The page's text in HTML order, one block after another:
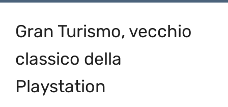
Gran Turismo, vecchio
classico della
Playstation